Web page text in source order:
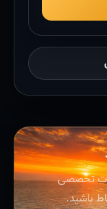
تخصصی
باشید.